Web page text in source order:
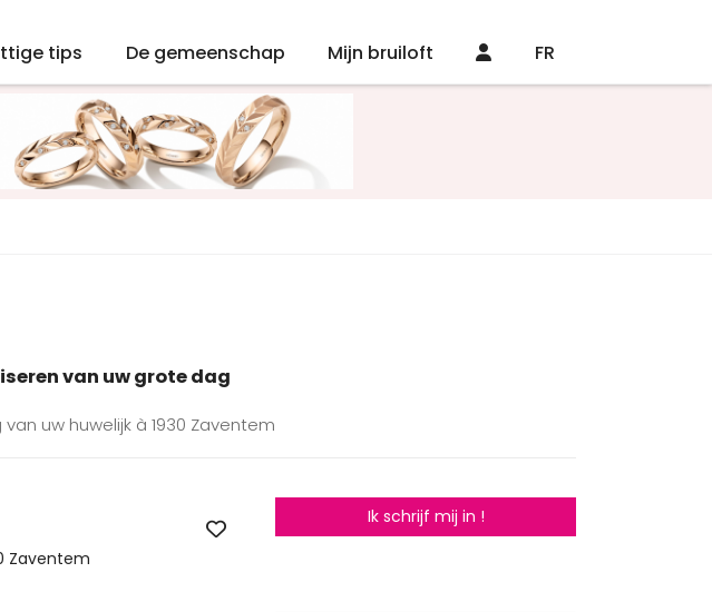
tips De gemeenschap Mijn bruiloft FR
van uw grote dag
uw huwelijk à 1930 Zaventem
Zaventem
Ik schrijf mij in !